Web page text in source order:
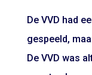
De VVD had
gespeeld,
De VVD was